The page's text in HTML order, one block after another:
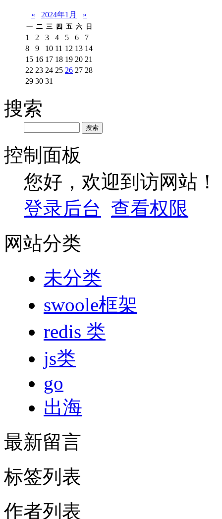
« 2024年1月 »
一 二 三 四 五 六 日
1 2 3 4 5 6
7
8
9 10 11 12 13 14
15 16 17 18 19 20 21
22 23 24 25 26 27 28
29 30 31
搜索
控制面板
您好，欢迎到访网站！
登录后台 查看权限
网站分类
未分类
swoole框架
redis 类
js类
go
出海
最新留言
标签列表
作者列表